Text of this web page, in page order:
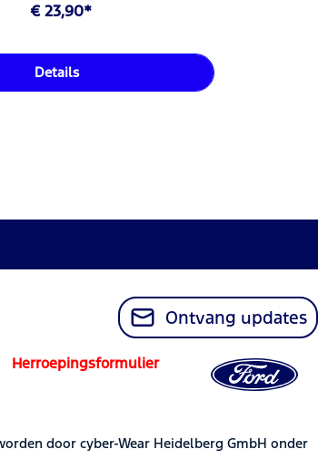
€ 23,90*
Details
Ontvang updates
Herroepingsformulier
door cyber-Wear Heidelberg GmbH onder